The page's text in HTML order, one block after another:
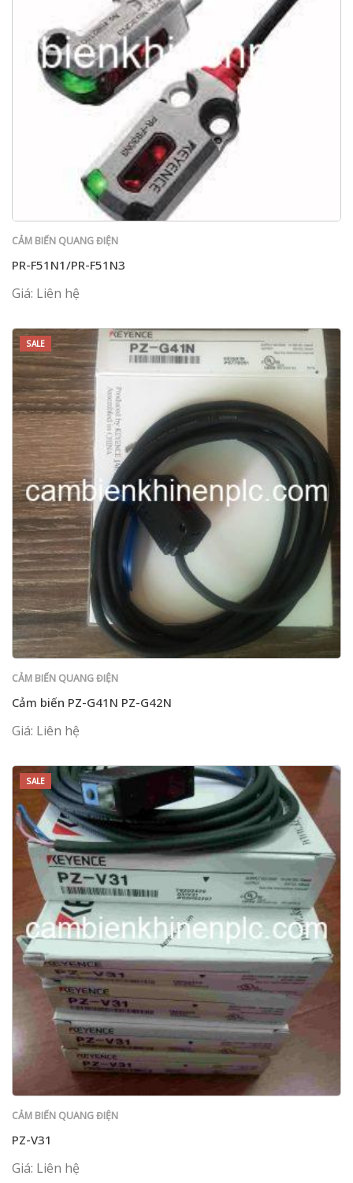
CẢM BIẾN QUANG ĐIỆN
PR-F51N1/PR-F51N3
Giá: Liên hệ
SALE
CẢM BIẾN QUANG ĐIỆN
Cảm biến PZ-G41N PZ-G42N
Giá: Liên hệ
SALE
CẢM BIẾN QUANG ĐIỆN
PZ-V31
Giá: Liên hệ